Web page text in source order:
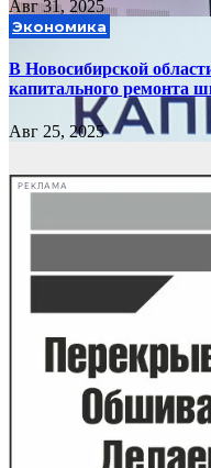
Авг 31, 2025
Экономика
В Новосибирской
капитального ремонта
Авг 25, 2025
РЕКЛАМА